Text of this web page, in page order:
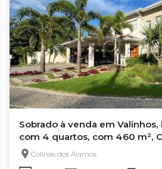
Sobrado à venda em Valinhos,
com 4 quartos, com 460 m²,
Parque Lausanne
Colinas dos Álamos